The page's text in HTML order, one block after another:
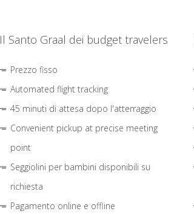
Il Santo Graal dei budget travelers
Prezzo fisso
Automated flight tracking
45 minuti di attesa dopo l'atterraggio
Convenient pickup at precise meeting
point
Seggiolini per bambini disponibili su
richiesta
Pagamento online e offline